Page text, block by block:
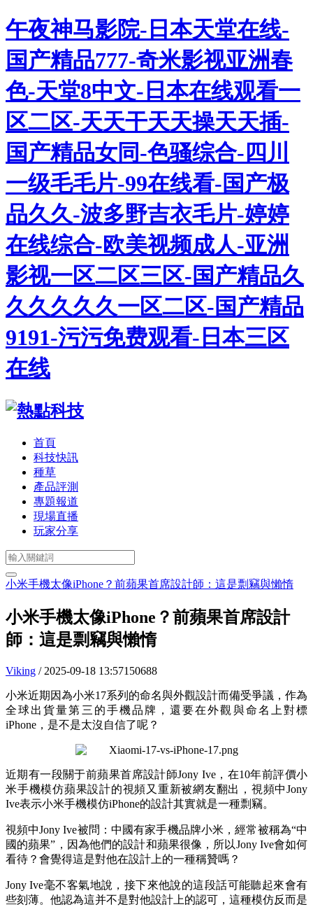
午夜神马影院-日本天堂在线-
国产精品777-奇米影视亚洲春
色-天堂8中文-日本在线观看一
区二区-天天干天天操天天插-
国产精品女同-色骚综合-四川
一级毛毛片-99在线看-国产极
品久久-波多野吉衣毛片-婷婷
在线综合-欧美视频成人-亚洲
影视一区二区三区-国产精品久
久久久久久一区二区-国产精品
9191-污污免费观看-日本三区
在线
首頁
科技快訊
種草
產品評測
專題報道
現場直播
玩家分享
小米手機太像iPhone？前蘋果首席設計師：這是剽竊與懶惰
小米手機太像iPhone？前蘋果首席設計
師：這是剽竊與懶惰
Viking / 2025-09-18 13:57150688
小米近期因為小米17系列的命名與外觀設計而備受爭議，作為
全球出貨量第三的手機品牌，還要在外觀與命名上對標
iPhone，是不是太沒自信了呢？
近期有一段關于前蘋果首席設計師Jony Ive，在10年前評價小
米手機模仿蘋果設計的視頻又重新被網友翻出，視頻中Jony
Ive表示小米手機模仿iPhone的設計其實就是一種剽竊。
視頻中Jony Ive被問：中國有家手機品牌小米，經常被稱為“中
國的蘋果”，因為他們的設計和蘋果很像，所以Jony Ive會如何
看待？會覺得這是對他在設計上的一種稱贊嗎？
Jony Ive毫不客氣地說，接下來他說的這段話可能聽起來會有
些刻薄。他認為這并不是對他設計上的認可，這種模仿反而是